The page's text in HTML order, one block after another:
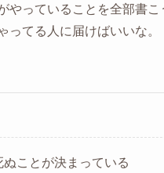
やっていることを全部書
ってる人に届けばいいな。
ことが決まっている